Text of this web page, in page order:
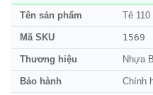
Tên sản phẩm Tê
Mã SKU 1569
Thương hiệu Nhựa
Bảo hành Chính